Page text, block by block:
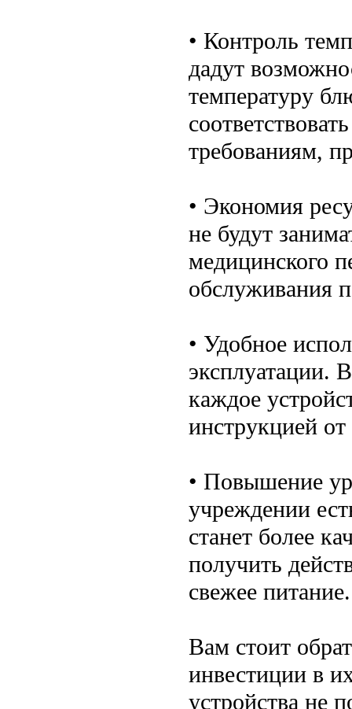
• Контроль
дадут
температуру
требованиям,
• Экономия
не будут
медицинского
обслуживания
• Удобное
эксплуатации.
каждое
инструкцией
• Повышение
учреждении
станет более
получить
свежее питание.
Вам стоит
инвестиции в
устройства не